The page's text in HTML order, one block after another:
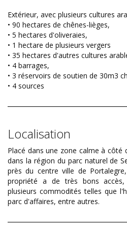
Extérieur, avec plusieurs cultures
• 90 hectares de chênes-lièges,
• 5 hectares d'oliveraies,
• 1 hectare de plusieurs vergers
• 35 hectares d'autres cultures
• 4 barrages,
• 3 réservoirs de soutien de 30m3
• 4 sources
Localisation
Placé dans une zone calme à côté
dans la région du parc naturel de
près du centre ville de
propriété a de très bons
plusieurs commodités telles que
parc d'affaires, entre autres.